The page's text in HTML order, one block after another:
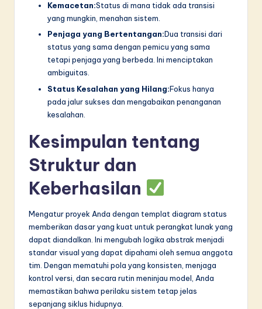
Kemacetan:Status di mana tidak ada transisi
yang mungkin, menahan sistem.
Penjaga yang Bertentangan:Dua transisi dari
status yang sama dengan pemicu yang sama
tetapi penjaga yang berbeda. Ini menciptakan
ambiguitas.
Status Kesalahan yang Hilang:Fokus hanya
pada jalur sukses dan mengabaikan penanganan
kesalahan.
Kesimpulan tentang
Struktur dan
Keberhasilan
Mengatur proyek Anda dengan templat diagram status
memberikan dasar yang kuat untuk perangkat lunak yang
dapat diandalkan. Ini mengubah logika abstrak menjadi
standar visual yang dapat dipahami oleh semua anggota
tim. Dengan mematuhi pola yang konsisten, menjaga
kontrol versi, dan secara rutin meninjau model, Anda
memastikan bahwa perilaku sistem tetap jelas
sepanjang siklus hidupnya.